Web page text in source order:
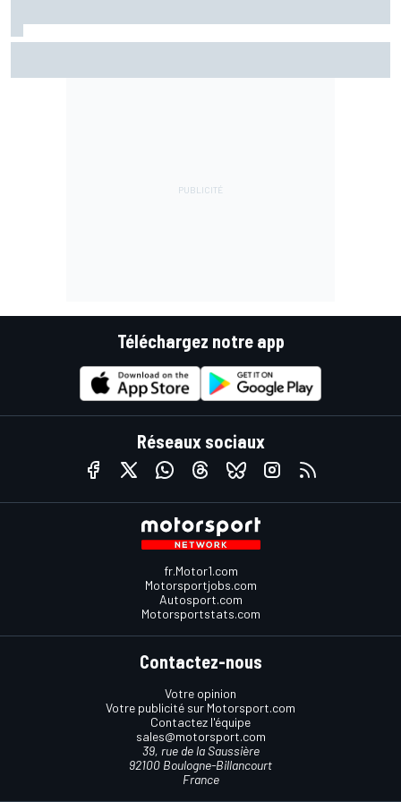
Téléchargez notre app
Réseaux sociaux
fr.Motor1.com
Motorsportjobs.com
Autosport.com
Motorsportstats.com
Contactez-nous
Votre opinion
Votre publicité sur Motorsport.com
Contactez l'équipe
sales@motorsport.com
39, rue de la Saussière
92100 Boulogne-Billancourt
France